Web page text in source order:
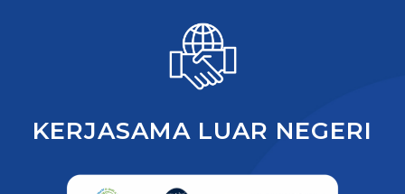
KERJASAMA LUAR NEGERI